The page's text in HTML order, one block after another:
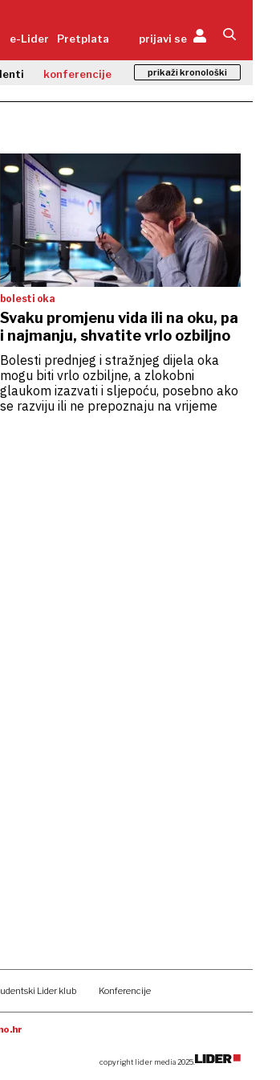
e-Lider Pretplata prijavi se
konferencije prikaži kronološki
bolesti oka
Svaku promjenu vida ili na oku, pa
i najmanju, shvatite vrlo ozbiljno
Bolesti prednjeg i stražnjeg dijela oka
mogu biti vrlo ozbiljne, a zlokobni
glaukom izazvati i sljepoću, posebno ako
se razviju ili ne prepoznaju na vrijeme
Lider klub Konferencije
copyright lider media 2025.